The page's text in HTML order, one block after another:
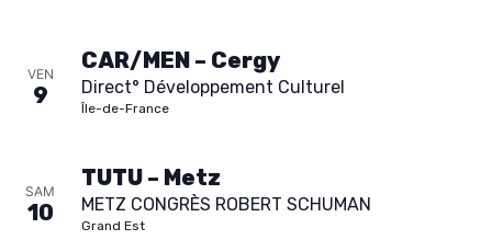
VEN
9
CAR/MEN – Cergy
Direct° Développement Culturel
Île-de-France
SAM
10
TUTU – Metz
METZ CONGRÈS ROBERT SCHUMAN
Grand Est